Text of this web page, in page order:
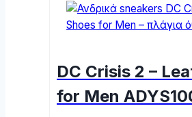
DC Crisis 2 –
for Men